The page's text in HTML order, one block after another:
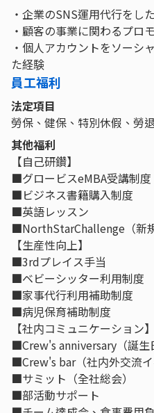
・企業のSNS運用代行をし
・顧客の事業に関わるプロ
・個人アカウントをソーシ
た経験
員工福利
法定項目
勞保、健保、特別休假、勞
其他福利
【自己研鑽】
■グロービスeMBA受講制度
■ビジネス書籍購入制度
■英語レッスン
■NorthStarChallenge（新
【生産性向上】
■3rdプレイス手当
■ベビーシッター利用制度
■家事代行利用補助制度
■病児保育補助制度
【社内コミュニケーション】
■Crew's anniversary（誕生
■Crew's bar（社内外交流
■サミット（全社総会）
■部活動サポート